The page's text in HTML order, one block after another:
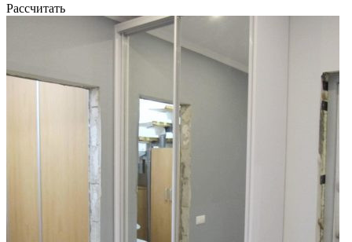
Рассчитать